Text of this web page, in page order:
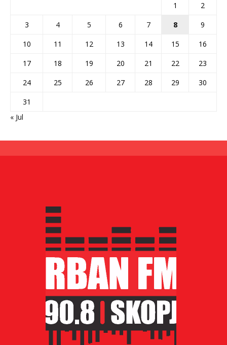
1
2
3
4 5 6 7 8
9
10
11 12 13 14 15
16
17
18 19 20 21 22
23
24
25 26 27 28 29
30
31
« Jul